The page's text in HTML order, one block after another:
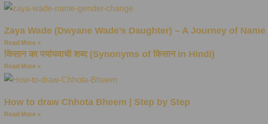
Zaya Wade (Dwyane Wade’s Daughter) – A Journey of
Read More »
किसान का पर्यायवाची शब्द (Synonyms of किसान in Hindi)
Read More »
How to draw Chhota Bheem | Step by Step
Read More »